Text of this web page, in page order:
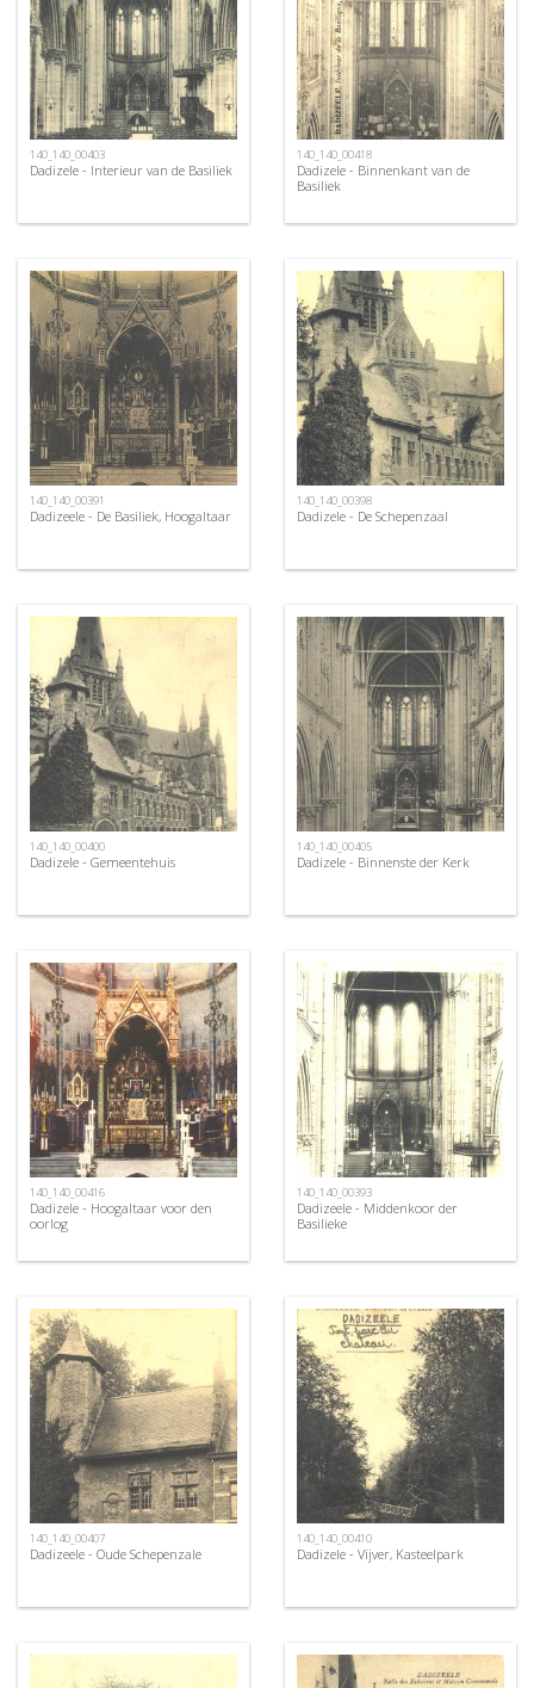
140_140_00403
Dadizele - Interieur van de Basiliek
140_140_00418
Dadizele - Binnenkant van de
Basiliek
140_140_00391
Dadizeele - De Basiliek, Hoogaltaar
140_140_00398
Dadizele - De Schepenzaal
140_140_00400
Dadizele - Gemeentehuis
140_140_00405
Dadizele - Binnenste der Kerk
140_140_00416
Dadizele - Hoogaltaar voor den
oorlog
140_140_00393
Dadizeele - Middenkoor der
Basilieke
140_140_00407
Dadizeele - Oude Schepenzale
140_140_00410
Dadizele - Vijver, Kasteelpark